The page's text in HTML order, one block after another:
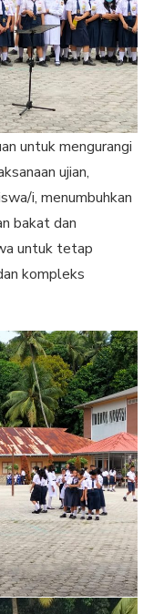
untuk mengurangi
ujian,
i, menumbuhkan
bakat dan
untuk tetap
kompleks